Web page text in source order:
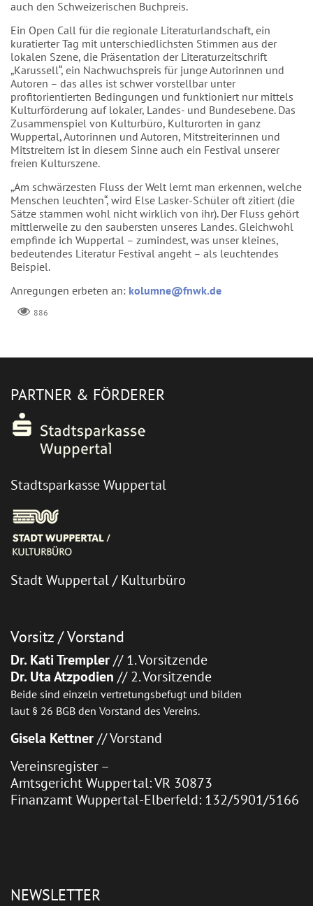
auch den Schweizerischen Buchpreis.
Ein Open Call für die regionale Literaturlandschaft, ein
kuratierter Tag mit unterschiedlichsten Stimmen aus der
lokalen Szene, die Präsentation der Literaturzeitschrift
„Karussell“, ein Nachwuchspreis für junge Autorinnen und
Autoren – das alles ist schwer vorstellbar unter
profitorientierten Bedingungen und funktioniert nur mittels
Kulturförderung auf lokaler, Landes- und Bundesebene. Das
Zusammenspiel von Kulturbüro, Kulturorten in ganz
Wuppertal, Autorinnen und Autoren, Mitstreiterinnen und
Mitstreitern ist in diesem Sinne auch ein Festival unserer
freien Kulturszene.
„Am schwärzesten Fluss der Welt lernt man erkennen, welche
Menschen leuchten“, wird Else Lasker-Schüler oft zitiert (die
Sätze stammen wohl nicht wirklich von ihr). Der Fluss gehört
mittlerweile zu den saubersten unseres Landes. Gleichwohl
empfinde ich Wuppertal – zumindest, was unser kleines,
bedeutendes Literatur Festival angeht – als leuchtendes
Beispiel.
Anregungen erbeten an: kolumne@fnwk.de
886
PARTNER & FÖRDERER
Stadtsparkasse Wuppertal
Stadt Wuppertal / Kulturbüro
Vorsitz / Vorstand
Dr. Kati Trempler// 1. Vorsitzende
Dr. Uta Atzpodien // 2. Vorsitzende
Beide sind einzeln vertretungsbefugt und bilden
laut § 26 BGB den Vorstand des Vereins.
Gisela Kettner// Vorstand
Vereinsregister –
Amtsgericht Wuppertal: VR 30873
Finanzamt Wuppertal-Elberfeld: 132/5901/5166
NEWSLETTER